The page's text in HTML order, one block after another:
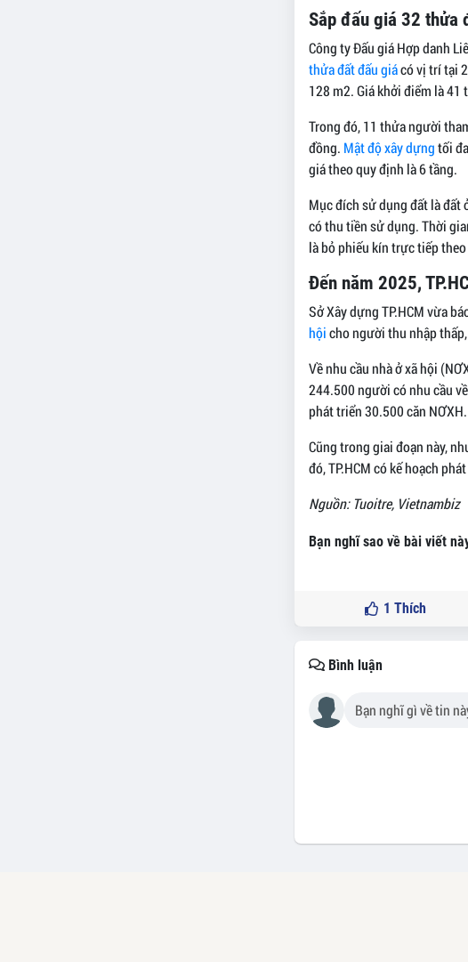
Sắp đấu giá 32 thửa
Công ty Đấu giá Hợp danh
thửa đất đấu giácó vị trí tại
128 m2. Giá khởi điểm là
Trong đó, 11 thửa người
đồng. Mật độ xây dựngtối
giá theo quy định là 6 tầng.
Mục đích sử dụng đất là đất
có thu tiền sử dụng. Thời
là bỏ phiếu kín trực tiếp
Đến năm 2025,
Sở Xây dựng TP.HCM vừa
hộicho người thu nhập
Về nhu cầu nhà ở xã hội
244.500 người có nhu cầu
phát triển 30.500 căn NƠXH.
Cũng trong giai đoạn này,
đó, TP.HCM có kế hoạch
Nguồn: Tuoitre, Vietnambiz
Bạn nghĩ sao về bài viết
1 Thích
Bình luận